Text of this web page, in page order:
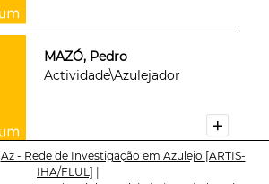
MAZÓ, Pedro
Actividade\Azulejador
MENDES, Manuel
Az - Rede de Investigação em Azulejo [ARTIS-
IHA/FLUL]